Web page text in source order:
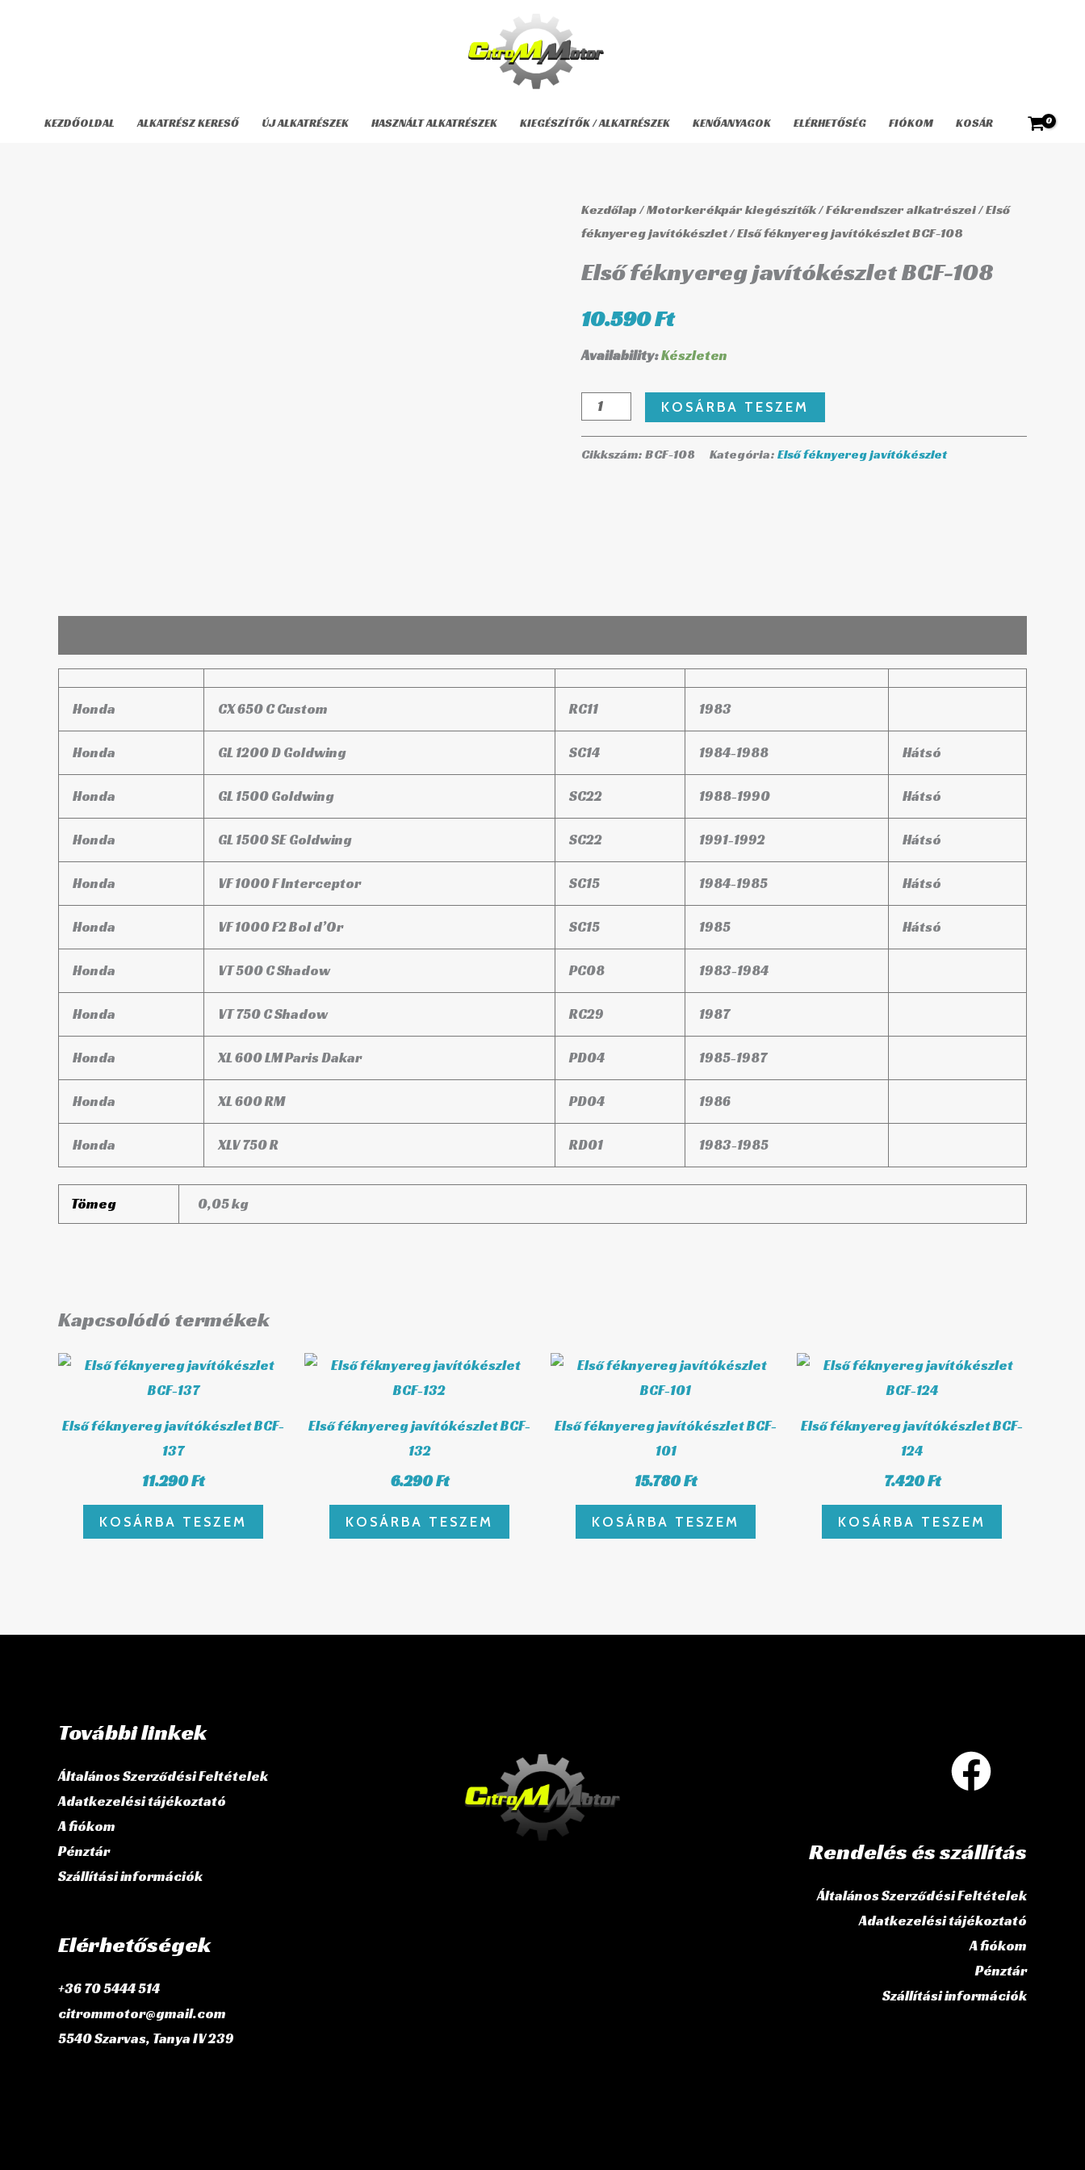
KEZDŐOLDAL ALKATRÉSZ KERESŐ ÚJ ALKATRÉSZEK HASZNÁLT ALKATRÉSZEK KIEGÉSZÍTŐK / ALKATRÉSZEK KENŐANYAGOK ELÉRHETŐSÉG FIÓKOM KOSÁR
Kezdőlap/Motorkerékpár kiegészítők/Fékrendszer alkatrészei/Első
féknyereg javítókészlet/ Első féknyereg javítókészlet BCF-108
Első féknyereg javítókészlet BCF-108
10.590Ft
Availability:Készleten
Első
féknyereg
BCF-
108
KOSÁRBA TESZEM
Cikkszám: BCF-108 Kategória: Első féknyereg javítókészlet
Honda CX 650 C Custom RC11 1983
Honda GL 1200 D Goldwing SC14 1984-1988 Hátsó
Honda GL 1500 Goldwing SC22 1988-1990 Hátsó
Honda GL 1500 SE Goldwing SC22 1991-1992 Hátsó
Honda VF 1000 F Interceptor SC15 1984-1985 Hátsó
Honda VF 1000 F2 Bol d’Or SC15 1985 Hátsó
Honda VT 500 C Shadow PC08 1983-1984
Honda VT 750 C Shadow RC29 1987
Honda XL 600 LM Paris Dakar PD04 1985-1987
Honda XL 600 RM PD04 1986
Honda XLV 750 R RD01 1983-1985
Tömeg 0,05 kg
Kapcsolódó termékek
Első féknyereg javítókészlet BCF-
137
11.290Ft
KOSÁRBA TESZEM
Első féknyereg javítókészlet BCF-
132
6.290Ft
KOSÁRBA TESZEM
Első féknyereg javítókészlet BCF-
101
15.780Ft
KOSÁRBA TESZEM
Első féknyereg javítókészlet BCF-
124
7.420Ft
KOSÁRBA TESZEM
További linkek
Általános Szerződési Feltételek
Adatkezelési tájékoztató
A fiókom
Pénztár
Szállítási információk
Elérhetőségek
+36 70 5444 514
citrommotor@gmail.com
5540 Szarvas, Tanya IV 239
Rendelés és szállítás
Általános Szerződési Feltételek
Adatkezelési tájékoztató
A fiókom
Pénztár
Szállítási információk